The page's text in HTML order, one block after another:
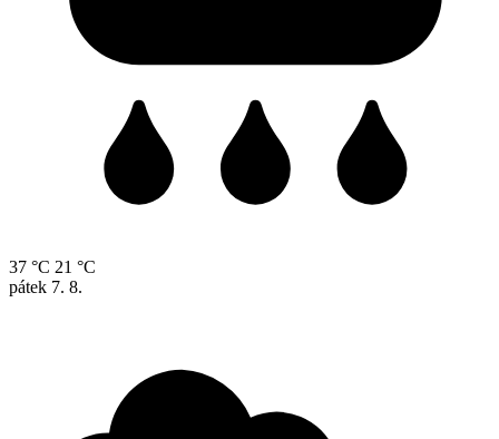
37 °C 21 °C
pátek 7. 8.